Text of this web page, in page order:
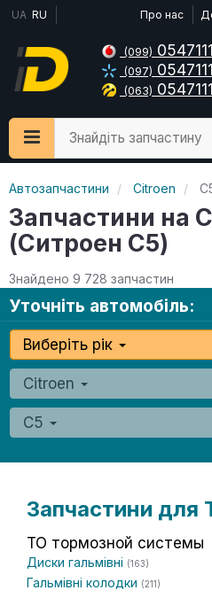
UA RU Про нас
(099) 0547111
(097) 0547111
(063) 0547111
Знайдіть запчастину
Автозапчастини Citroen
Запчастини на
(Ситроен С5)
Знайдено 9 728 запчастин
Уточніть автомобіль:
Виберіть рік
Citroen
C5
Запчастини для
ТО тормозной системы
Диски гальмівні (163)
Гальмівні колодки (211)